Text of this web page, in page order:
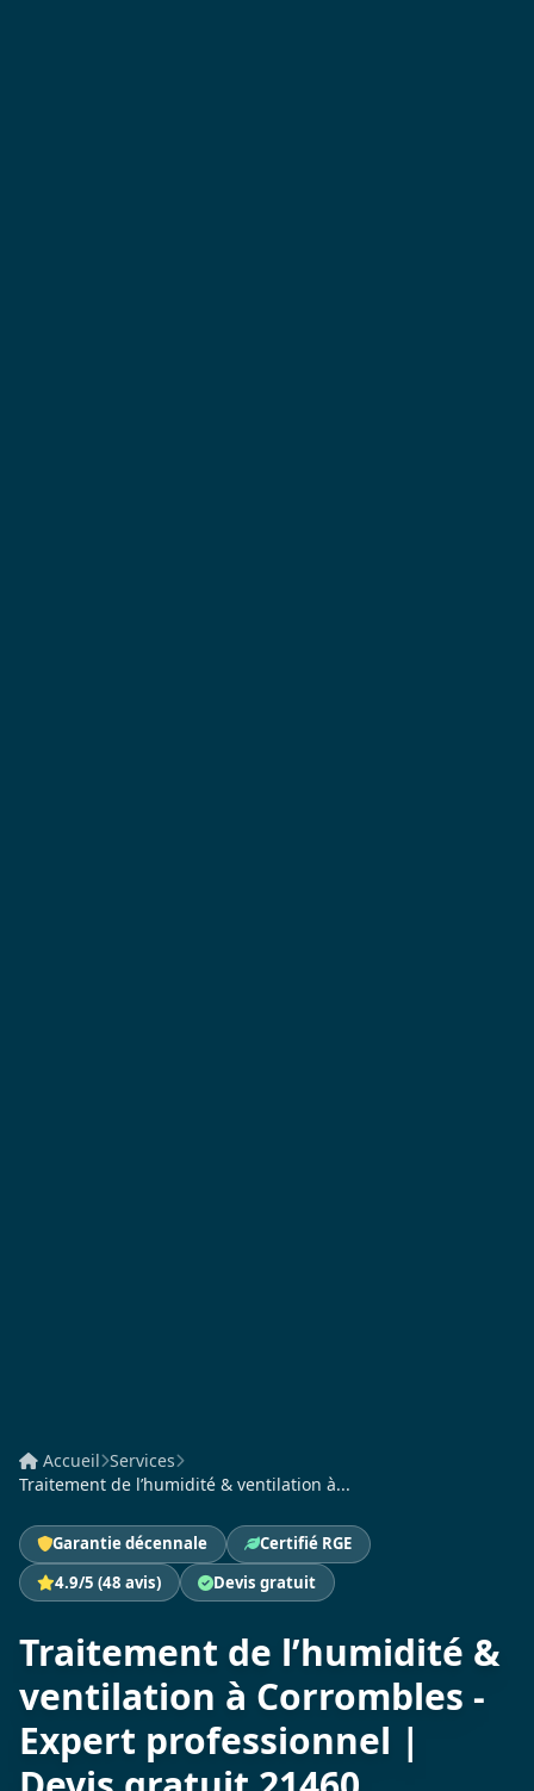
Accueil Services
Traitement de l’humidité & ventilation à...
Garantie décennale
Certifié RGE
4.9/5 (48 avis)
Devis gratuit
Traitement de l’humidité &
ventilation à Corrombles -
Expert professionnel |